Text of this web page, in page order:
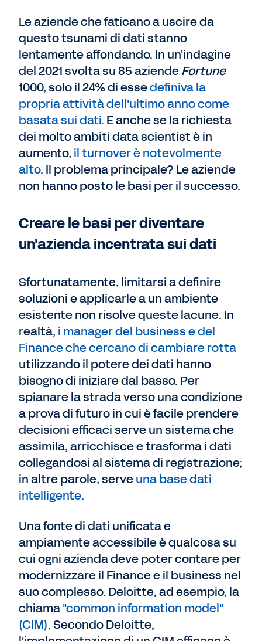
Le aziende che faticano a uscire da
questo tsunami di dati stanno
lentamente affondando. In un'indagine
del 2021 svolta su 85 aziendeFortune
1000, solo il 24% di essedefiniva la
propria attività dell'ultimo anno come
basata sui dati. E anche se la richiesta
dei molto ambiti data scientist è in
aumento, il turnover è notevolmente
alto. Il problema principale? Le aziende
non hanno posto le basi per il successo.
Creare le basi per diventare
un'azienda incentrata sui dati
Sfortunatamente, limitarsi a definire
soluzioni e applicarle a un ambiente
esistente non risolve queste lacune. In
realtà, i manager del business e del
Finance che cercano di cambiare rotta
utilizzando il potere dei dati hanno
bisogno di iniziare dal basso. Per
spianare la strada verso una condizione
a prova di futuro in cui è facile prendere
decisioni efficaci serve un sistema che
assimila, arricchisce e trasforma i dati
collegandosi al sistema di registrazione;
in altre parole, serveuna base dati
intelligente.
Una fonte di dati unificata e
ampiamente accessibile è qualcosa su
cui ogni azienda deve poter contare per
modernizzare il Finance e il business nel
suo complesso. Deloitte, ad esempio, la
chiama"common information model"
(CIM). Secondo Deloitte,